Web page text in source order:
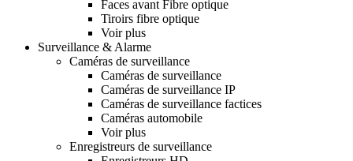
Faces avant Fibre optique
Tiroirs fibre optique
Voir plus
Surveillance & Alarme
Caméras de surveillance
Caméras de surveillance
Caméras de surveillance IP
Caméras de surveillance factices
Caméras automobile
Voir plus
Enregistreurs de surveillance